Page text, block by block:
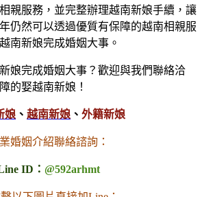
親服務，並完整辦理越南新娘手續，讓
仍然可以透過優質有保障的越南相親服
南新娘完成婚姻大事。
娘完成婚姻大事？歡迎與我們聯絡洽
的娶越南新娘！
娘 、 越南新娘 、 外籍新娘
婚姻介紹聯絡諮詢：
ID： @592arhmt